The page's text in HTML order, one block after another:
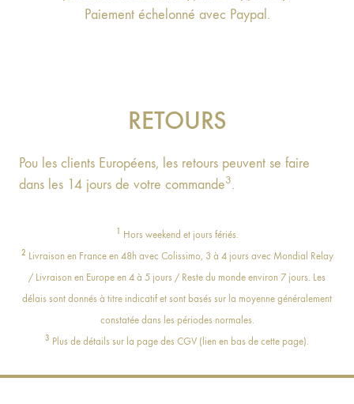
Paiement échelonné avec Paypal.
RETOURS
Pou les clients Européens, les retours peuvent se faire
dans les 14 jours de votre commande3.
Hors weekend et jours fériés.
2 Livraison en France en 48h avec Colissimo, 3 à 4 jours avec Mondial Relay
/ Livraison en Europe en 4 à 5 jours / Reste du monde environ 7 jours. Les
délais sont donnés à titre indicatif et sont basés sur la moyenne généralement
constatée dans les périodes normales.
3 Plus de détails sur la page des CGV (lien en bas de cette page).